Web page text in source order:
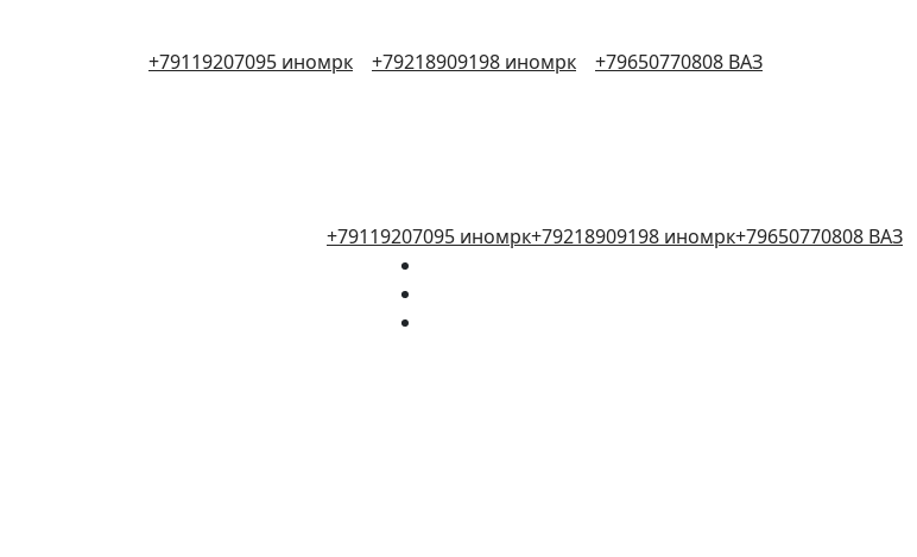
+79119207095 иномрк +79218909198 иномрк +79650770808 ВАЗ
+79119207095 иномрк+79218909198 иномрк+79650770808 ВАЗ